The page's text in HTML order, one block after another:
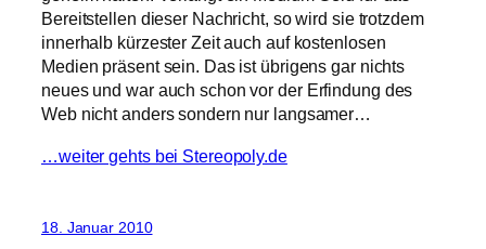
Bereitstellen dieser Nachricht, so wird sie trotzdem
innerhalb kürzester Zeit auch auf kostenlosen
Medien präsent sein. Das ist übrigens gar nichts
neues und war auch schon vor der Erfindung des
Web nicht anders sondern nur langsamer…
…weiter gehts bei Stereopoly.de
18. Januar 2010